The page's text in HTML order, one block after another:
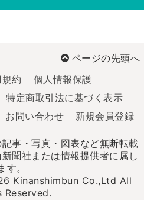
ページの先頭へ
約
個人情報保護
特定商取引法に基づく表示
お問い合わせ 新規会員登録
事・写真・図表など無断転載
聞社または情報提供者に属し
す。
Kinanshimbun Co.,Ltd All
Reserved.